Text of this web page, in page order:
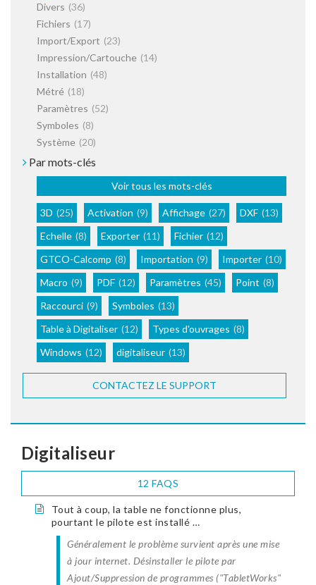
Divers (36)
Fichiers (17)
Import/Export (23)
Impression/Cartouche (14)
Installation (48)
Métré (18)
Paramètres (52)
Symboles (8)
Système (20)
Par mots-clés
Voir tous les mots-clés
3D (25) Activation (9) Affichage (27) DXF (13)
Echelle (8) Exporter (11) Fichier (12)
GTCO-Calcomp (8) Importation (9) Importer (10)
Macro (9) PDF (12) Paramètres (45) Point (8)
Raccourci (9) Symboles (13)
Table à Digitaliser (12) Types d'ouvrages (8)
Windows (12) digitaliseur (13)
CONTACTEZ LE SUPPORT
Digitaliseur
12 FAQS
Tout à coup, la table ne fonctionne plus,
pourtant le pilote est installé …
Généralement le problème survient après une mise
à jour internet. Désinstaller le pilote par
Ajout/Suppression de programmes ("TabletWorks"